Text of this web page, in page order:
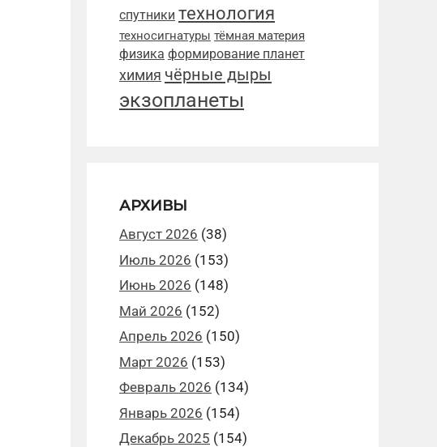
спутники технология
техносигнатуры тёмная материя
физика формирование планет
химия чёрные дыры
экзопланеты
АРХИВЫ
Август 2026 (38)
Июль 2026 (153)
Июнь 2026 (148)
Май 2026 (152)
Апрель 2026 (150)
Март 2026 (153)
Февраль 2026 (134)
Январь 2026 (154)
Декабрь 2025 (154)